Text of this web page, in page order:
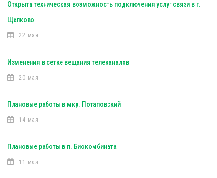
Открыта техническая возможность подключения услуг связи в г.
Щелково
22 мая
Изменения в сетке вещания телеканалов
20 мая
Плановые работы в мкр. Потаповский
14 мая
Плановые работы в п. Биокомбината
11 мая